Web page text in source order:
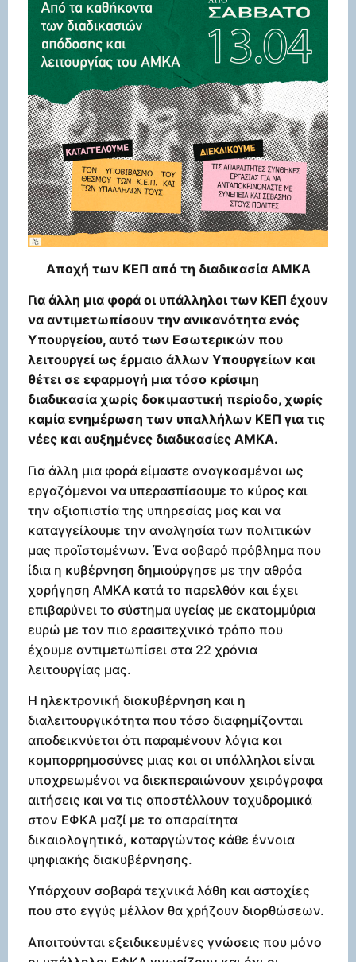
Αποχή των ΚΕΠ από τη διαδικασία ΑΜΚΑ
Για άλλη μια φορά οι υπάλληλοι των ΚΕΠ έχουν
να αντιμετωπίσουν την ανικανότητα ενός
Υπουργείου, αυτό των Εσωτερικών που
λειτουργεί ως έρμαιο άλλων Υπουργείων και
θέτει σε εφαρμογή μια τόσο κρίσιμη
διαδικασία χωρίς δοκιμαστική περίοδο, χωρίς
καμία ενημέρωση των υπαλλήλων ΚΕΠ για τις
νέες και αυξημένες διαδικασίες ΑΜΚΑ.
Για άλλη μια φορά είμαστε αναγκασμένοι ως
εργαζόμενοι να υπερασπίσουμε το κύρος και
την αξιοπιστία της υπηρεσίας μας και να
καταγγείλουμε την αναλγησία των πολιτικών
μας προϊσταμένων. Ένα σοβαρό πρόβλημα που
ίδια η κυβέρνηση δημιούργησε με την αθρόα
χορήγηση ΑΜΚΑ κατά το παρελθόν και έχει
επιβαρύνει το σύστημα υγείας με εκατομμύρια
ευρώ με τον πιο ερασιτεχνικό τρόπο που
έχουμε αντιμετωπίσει στα 22 χρόνια
λειτουργίας μας.
Η ηλεκτρονική διακυβέρνηση και η
διαλειτουργικότητα που τόσο διαφημίζονται
αποδεικνύεται ότι παραμένουν λόγια και
κομπορρημοσύνες μιας και οι υπάλληλοι είναι
υποχρεωμένοι να διεκπεραιώνουν χειρόγραφα
αιτήσεις και να τις αποστέλλουν ταχυδρομικά
στον ΕΦΚΑ μαζί με τα απαραίτητα
δικαιολογητικά, καταργώντας κάθε έννοια
ψηφιακής διακυβέρνησης.
Υπάρχουν σοβαρά τεχνικά λάθη και αστοχίες
που στο εγγύς μέλλον θα χρήζουν διορθώσεων.
Απαιτούνται εξειδικευμένες γνώσεις που μόνο